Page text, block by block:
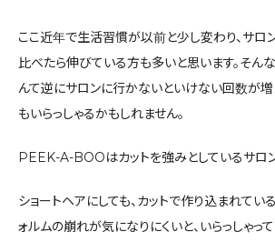
ここ近年で生活習慣が以前と少し変わり、サロ
比べたら伸びている方も多いと思います。そん
んて逆にサロンに行かないといけない回数が
もいらっしゃるかもしれません。
PEEK-A-BOOはカットを強みとしているサロン
ショートヘアにしても、カットで作り込まれてい
ォルムの崩れが気になりにくいと、いらっしゃっ